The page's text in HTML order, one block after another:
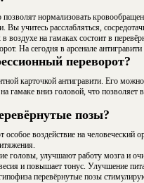
позволят нормализовать
Вы учитесь расслабляться,
воздухе на гамаках состоит в
На сегодня в арсенале
переворот?
карточкой антигравити. Его
на гамаке вниз головой, что
позы?
воздействие на
головы, улучшают работу мозга и
и повышает тонус. Улучшение
перевёрнутые позы